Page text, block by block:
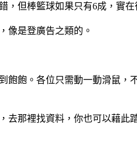
，但棒籃球如果只有6成，實在
像是登廣告之類的。
飽飽。各位只需動一動滑鼠，
去那裡找資料，你也可以藉此